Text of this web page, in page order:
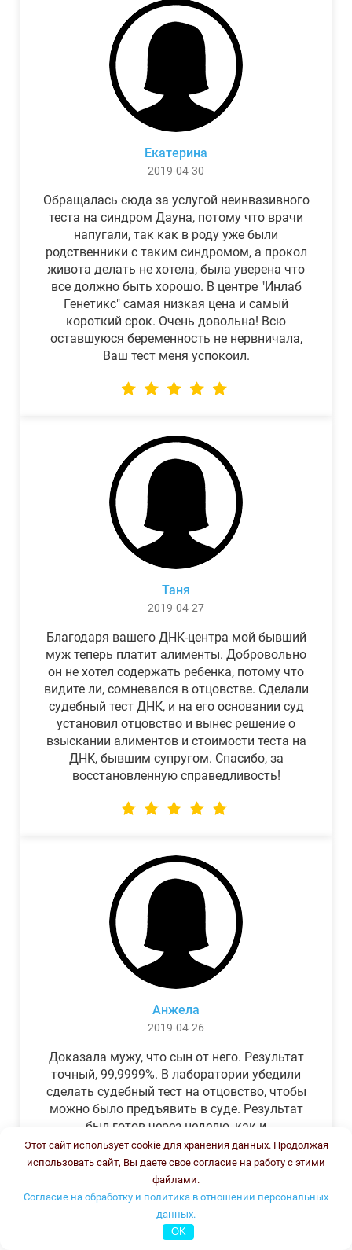
Екатерина
2019-04-30
Обращалась сюда за услугой неинвазивного
теста на синдром Дауна, потому что врачи
напугали, так как в роду уже были
родственники с таким синдромом, а прокол
живота делать не хотела, была уверена что
все должно быть хорошо. В центре "Инлаб
Генетикс" самая низкая цена и самый
короткий срок. Очень довольна! Всю
оставшуюся беременность не нервничала,
Ваш тест меня успокоил.
Таня
2019-04-27
Благодаря вашего ДНК-центра мой бывший
муж теперь платит алименты. Добровольно
он не хотел содержать ребенка, потому что
видите ли, сомневался в отцовстве. Сделали
судебный тест ДНК, и на его основании суд
установил отцовство и вынес решение о
взыскании алиментов и стоимости теста на
ДНК, бывшим супругом. Спасибо, за
восстановленную справедливость!
Анжела
2019-04-26
Доказала мужу, что сын от него. Результат
точный, 99,9999%. В лаборатории убедили
сделать судебный тест на отцовство, чтобы
можно было предъявить в суде. Результат
был готов через неделю, как и
обещали.Теперь муж бегает и извиняется.
Этот сайт использует cookie для хранения данных. Продолжая
использовать сайт, Вы даете свое согласие на работу с этими
файлами.
Согласие на обработку и политика в отношении персональных
данных.
OK